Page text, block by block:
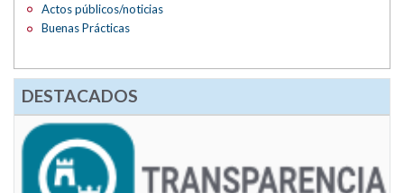
Actos públicos/noticias
Buenas Prácticas
DESTACADOS